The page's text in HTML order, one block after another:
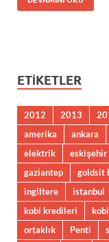
ETIKETLER
2012 2013
amerika
ankara
elektrik
eskişehir
gaziantep
goldsit
ingiltere
istanbul
kobi kredileri
ortaklık
Penti